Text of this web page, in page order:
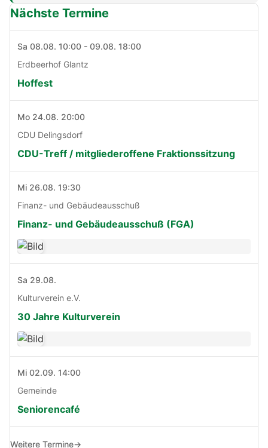
Nächste Termine
Sa 08.08. 10:00 - 09.08. 18:00
Erdbeerhof Glantz
Hoffest
Mo 24.08. 20:00
CDU Delingsdorf
CDU-Treff / mitgliederoffene Fraktionssitzung
Mi 26.08. 19:30
Finanz- und Gebäudeausschuß
Finanz- und Gebäudeausschuß (FGA)
Sa 29.08.
Kulturverein e.V.
30 Jahre Kulturverein
Mi 02.09. 14:00
Gemeinde
Seniorencafé
Weitere Termine→